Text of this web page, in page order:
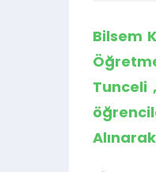
Bilsem
Tunceli